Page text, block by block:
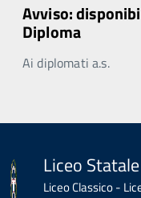
Avviso:
Diploma
Ai diplomati a.s.
Liceo
Liceo Classico -